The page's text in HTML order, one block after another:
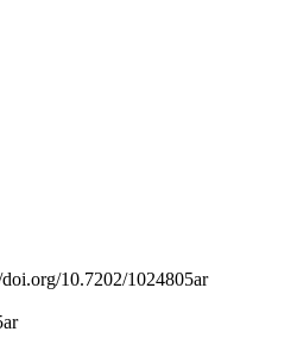
10.7202/1024805ar